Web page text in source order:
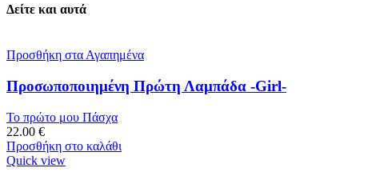
Δείτε και αυτά
Προσθήκη στα Αγαπημένα
Προσωποποιημένη Πρώτη Λαμπάδα -Girl-
Το πρώτο μου Πάσχα
22.00 €
Προσθήκη στο καλάθι
Quick view